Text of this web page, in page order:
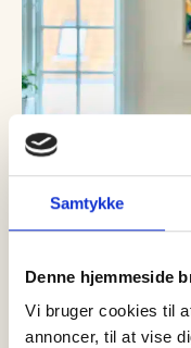
Samtykke
Denne hjemmeside
Vi bruger cookies til
annoncer, til at vise
Nordjyske
travlt halvår